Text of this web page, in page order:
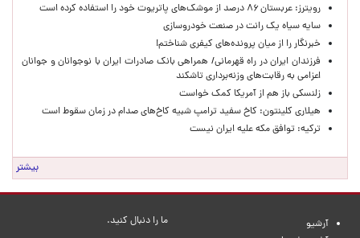
رویترز: عربستان ۸۶ درصد از موشک‌های پاتریوت خود را استفاده کرده است
سایه سیاه یک رانت در صنعت خودروسازی
خبرنگار را از میان پرونده‌های کیفری شناختم!
​فرزندان ایران در راه قهرمانی/ همراهی بانک صادرات ایران با نوجوانان و جوانان
اعزامی به رقابت‌های وزنه‌برداری تاشکند
زلنسکی باز هم از آمریکا کمک خواست
هیلاری کلینتون: کاخ سفید ترامپ شبیه کاخ‌های صدام در زمان سقوط است
ترکیه: توافق مکه علیه ایران نیست
بیشتر
آرشیو
ما را دنبال کنید.